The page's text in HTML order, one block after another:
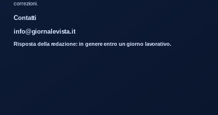
correzioni.
Contatti
info@giornalevista.it
Risposta della redazione: in genere entro un giorno lavorativo.